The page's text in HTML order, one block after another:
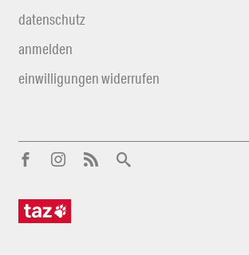
datenschutz
anmelden
einwilligungen widerrufen